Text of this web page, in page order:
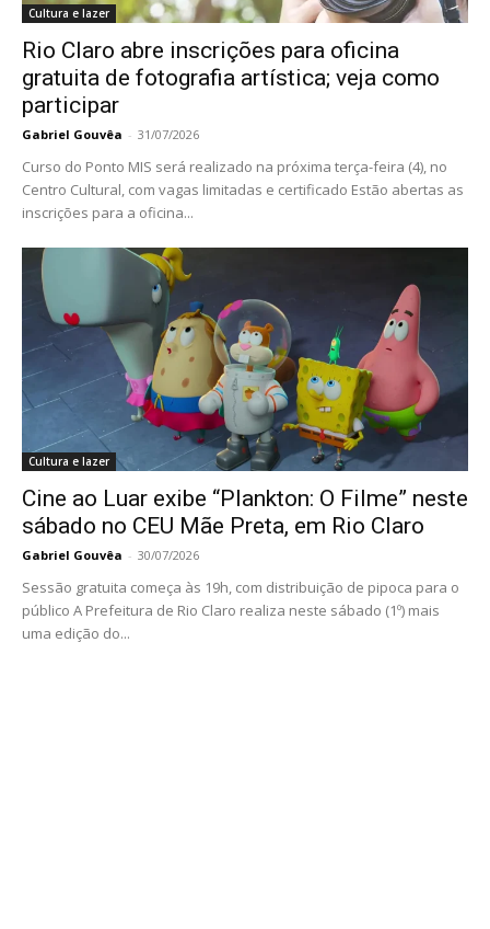
Cultura e lazer
Rio Claro abre inscrições para oficina
gratuita de fotografia artística; veja como
participar
Gabriel Gouvêa - 31/07/2026
Curso do Ponto MIS será realizado na próxima terça-feira (4), no
Centro Cultural, com vagas limitadas e certificado Estão abertas as
inscrições para a oficina...
Cultura e lazer
Cine ao Luar exibe “Plankton: O Filme” neste
sábado no CEU Mãe Preta, em Rio Claro
Gabriel Gouvêa - 30/07/2026
Sessão gratuita começa às 19h, com distribuição de pipoca para o
público A Prefeitura de Rio Claro realiza neste sábado (1º) mais
uma edição do...